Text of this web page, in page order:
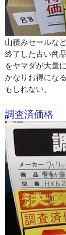
山積みセールな
終了した古い商
をヤマダが大量
かなりお得にな
もしれない。
調査済価格